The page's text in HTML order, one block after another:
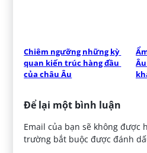
Chiêm ngưỡng những kỳ
quan kiến ​​trúc hàng đầu
của châu Âu
Để lại một bình luận
Email của bạn sẽ không được
trường bắt buộc được đánh